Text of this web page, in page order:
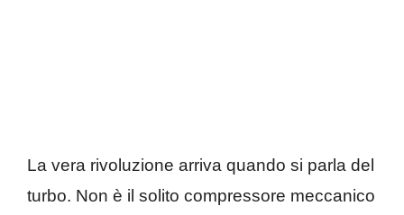
La vera rivoluzione arriva quando si parla del
turbo. Non è il solito compressore meccanico